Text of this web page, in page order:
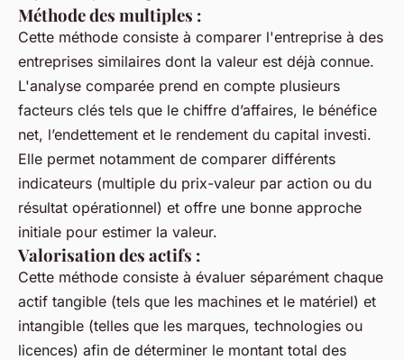
Méthode des multiples :
Cette méthode consiste à comparer l'entreprise à des
entreprises similaires dont la valeur est déjà connue.
L'analyse comparée prend en compte plusieurs
facteurs clés tels que le chiffre d’affaires, le bénéfice
net, l’endettement et le rendement du capital investi.
Elle permet notamment de comparer différents
indicateurs (multiple du prix-valeur par action ou du
résultat opérationnel) et offre une bonne approche
initiale pour estimer la valeur.
Valorisation des actifs :
Cette méthode consiste à évaluer séparément chaque
actif tangible (tels que les machines et le matériel) et
intangible (telles que les marques, technologies ou
licences) afin de déterminer le montant total des